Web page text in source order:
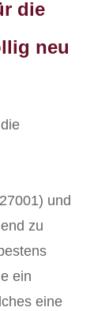
die
neu
und
zu
ein
eine